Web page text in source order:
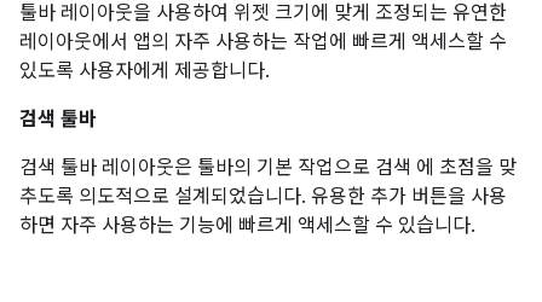
툴바 레이아웃을 사용하여 위젯 크기에 맞게 조정되는 유연한
레이아웃에서 앱의 자주 사용하는 작업에 빠르게 액세스할 수
있도록 사용자에게 제공합니다.
검색 툴바
검색 툴바 레이아웃은 툴바의 기본 작업으로 검색 에 초점을 맞
추도록 의도적으로 설계되었습니다. 유용한 추가 버튼을 사용
하면 자주 사용하는 기능에 빠르게 액세스할 수 있습니다.